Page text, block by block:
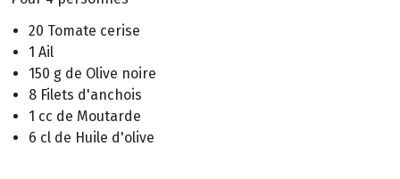
20 Tomate cerise
1 Ail
150 g de Olive noire
8 Filets d'anchois
1 cc de Moutarde
6 cl de Huile d'olive